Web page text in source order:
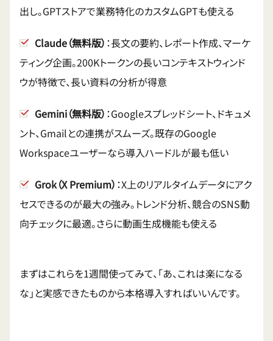
出し。GPTストアで業務特化のカスタムGPTも使える
Claude（無料版） ：長文の要約、レポート作成、マーケ
ティング企画。200Kトークンの長いコンテキストウィンド
ウが特徴で、長い資料の分析が得意
Gemini（無料版） ：Googleスプレッドシート、ドキュメ
ント、Gmailとの連携がスムーズ。既存のGoogle
Workspaceユーザーなら導入ハードルが最も低い
Grok（X Premium） ：X上のリアルタイムデータにアク
セスできるのが最大の強み。トレンド分析、競合のSNS動
向チェックに最適。さらに動画生成機能も使える
まずはこれらを1週間使ってみて、「あ、これは楽になる
な」と実感できたものから本格導入すればいいんです。